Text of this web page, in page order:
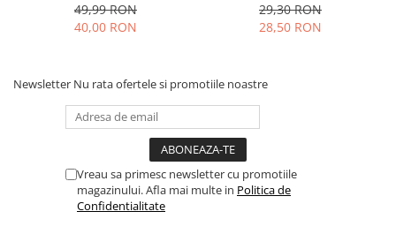
49,99 RON
40,00 RON
29,30 RON
28,50 RON
Newsletter Nu rata ofertele si promotiile noastre
Vreau sa primesc newsletter cu promotiile
magazinului. Afla mai multe in Politica de
Confidentialitate